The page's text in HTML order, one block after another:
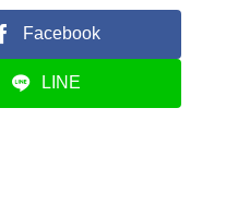
Facebook
LINE